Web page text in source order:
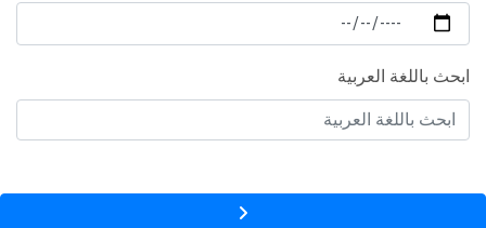
ابحث باللغة العربية